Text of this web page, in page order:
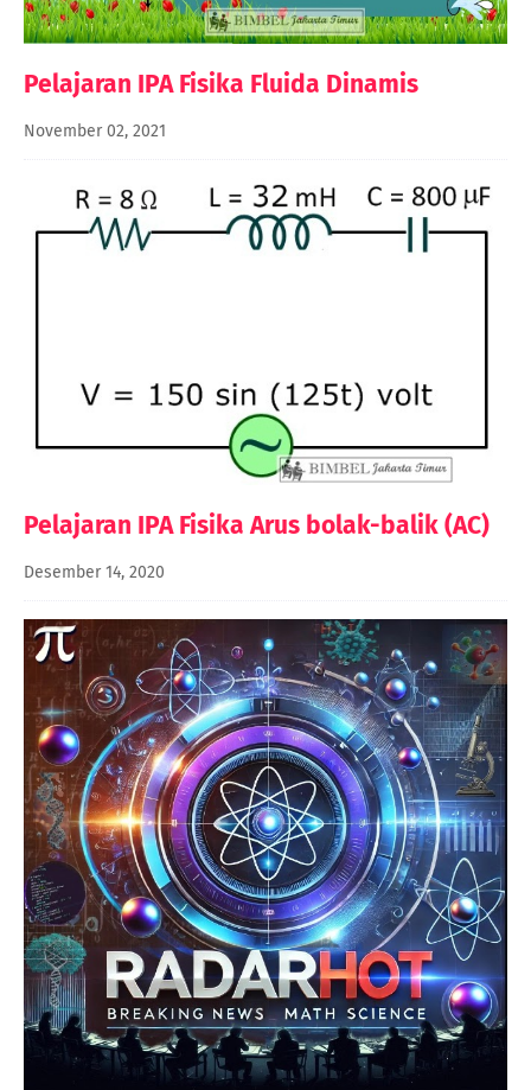
Pelajaran IPA Fisika Fluida Dinamis
November 02, 2021
Pelajaran IPA Fisika Arus bolak-balik (AC)
Desember 14, 2020